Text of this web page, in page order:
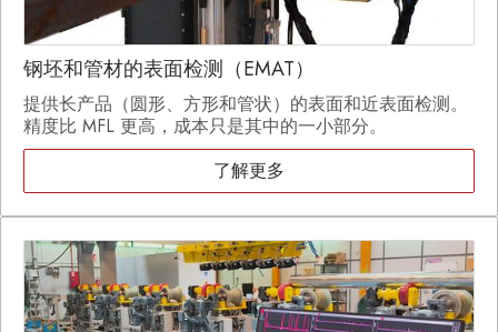
钢坯和管材的表面检测（EMAT）
提供长产品（圆形、方形和管状）的表面和近表面检测。
精度比 MFL 更高，成本只是其中的一小部分。
了解更多